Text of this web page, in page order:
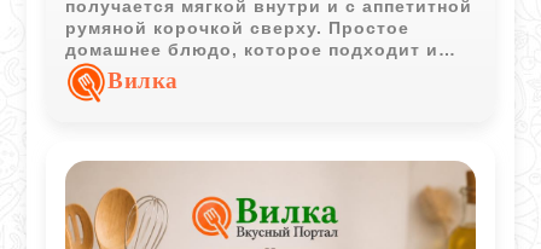
получается мягкой внутри и с аппетитной
румяной корочкой сверху. Простое
домашнее блюдо, которое подходит и
для легкого ужина, и для горячего
гарнира.
Вилка